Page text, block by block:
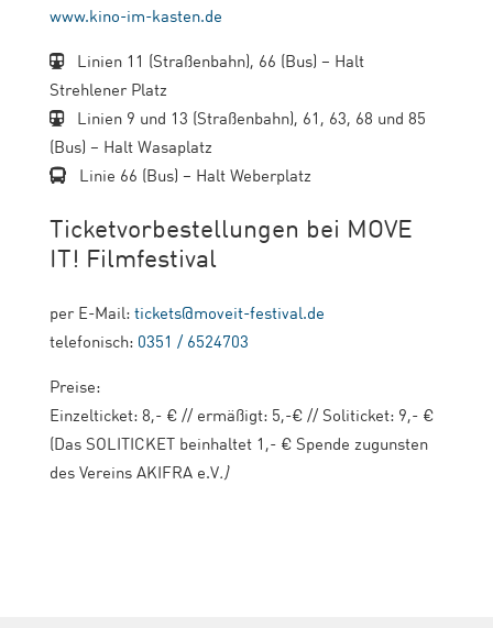
www.kino-im-kasten.de
Linien 11 (Straßenbahn), 66 (Bus) – Halt
Strehlener Platz
Linien 9 und 13 (Straßenbahn), 61, 63, 68 und 85
(Bus) – Halt Wasaplatz
Linie 66 (Bus) – Halt Weberplatz
Ticketvorbestellungen bei MOVE
IT! Filmfestival
per E-Mail: tickets@moveit-festival.de
telefonisch: 0351 / 6524703
Preise:
Einzelticket: 8,- € // ermäßigt: 5,-€ // Soliticket: 9,- €
(Das SOLITICKET beinhaltet 1,- € Spende zugunsten
des Vereins AKIFRA e.V.)